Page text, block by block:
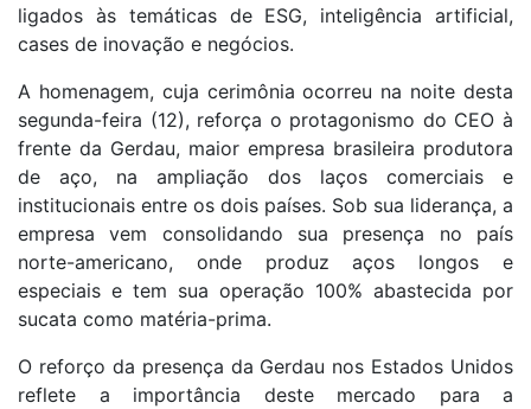
ligados às temáticas de ESG, inteligência artificial,
cases de inovação e negócios.
A homenagem, cuja cerimônia ocorreu na noite desta
segunda-feira (12), reforça o protagonismo do CEO à
frente da Gerdau, maior empresa brasileira produtora
de aço, na ampliação dos laços comerciais e
institucionais entre os dois países. Sob sua liderança, a
empresa vem consolidando sua presença no país
norte-americano, onde produz aços longos e
especiais e tem sua operação 100% abastecida por
sucata como matéria-prima.
O reforço da presença da Gerdau nos Estados Unidos
reflete a importância deste mercado para a